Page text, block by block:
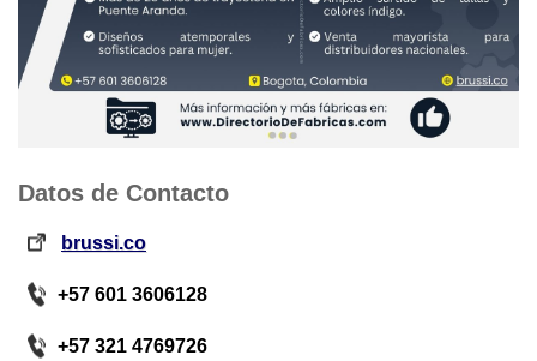
Datos de Contacto
brussi.co
+57 601 3606128
+57 321 4769726